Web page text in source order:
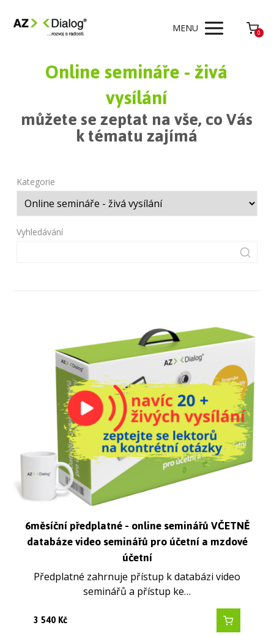
MENU 0
Online semináře - živá
vysílání
můžete se zeptat na vše, co Vás
k tématu zajímá
Kategorie
Vyhledávání
6měsíční předplatné - online seminářů VČETNĚ
databáze video seminářů pro účetní a mzdové
účetní
Předplatné zahrnuje přístup k databázi video
seminářů a přístup ke…
3 540Kč